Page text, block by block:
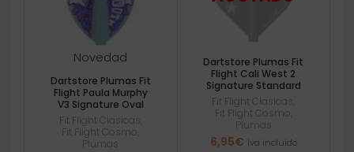
Novedad
Dartstore Plumas Fit
Flight Paula Murphy
V3 Signature Oval
Fit Flight Clasicas
Fit Flight Cosmo
Plumas
Dartstore Plumas Fit
Flight Cali West 2
Signature Standard
Fit Flight Clasicas
Fit Flight Cosmo
Plumas
6,95€ Iva incluido